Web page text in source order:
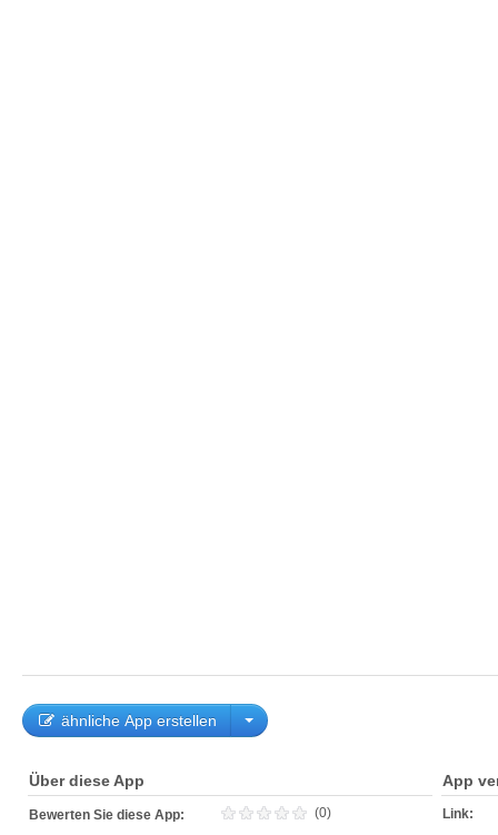
ähnliche App erstellen
Über diese App
Bewerten Sie diese App: (0)
App
Link: